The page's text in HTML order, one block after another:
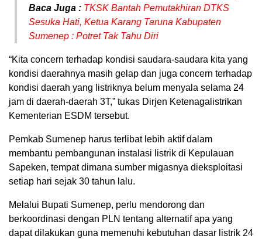
Baca Juga : TKSK Bantah Pemutakhiran DTKS
Sesuka Hati, Ketua Karang Taruna Kabupaten
Sumenep : Potret Tak Tahu Diri
“Kita concern terhadap kondisi saudara-saudara kita yang
kondisi daerahnya masih gelap dan juga concern terhadap
kondisi daerah yang listriknya belum menyala selama 24
jam di daerah-daerah 3T,” tukas Dirjen Ketenagalistrikan
Kementerian ESDM tersebut.
Pemkab Sumenep harus terlibat lebih aktif dalam
membantu pembangunan instalasi listrik di Kepulauan
Sapeken, tempat dimana sumber migasnya dieksploitasi
setiap hari sejak 30 tahun lalu.
Melalui Bupati Sumenep, perlu mendorong dan
berkoordinasi dengan PLN tentang alternatif apa yang
dapat dilakukan guna memenuhi kebutuhan dasar listrik 24